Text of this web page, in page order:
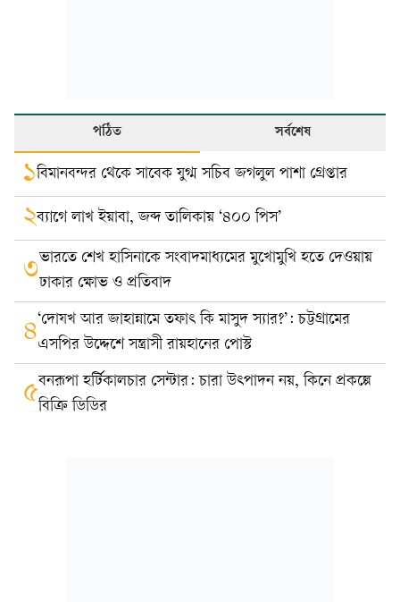
পঠিত সর্বশেষ
১বিমানবন্দর থেকে সাবেক যুগ্ম সচিব জগলুল পাশা গ্রেপ্তার
২ব্যাগে লাখ ইয়াবা, জব্দ তালিকায় ‘৪০০ পিস’
৩ভারতে শেখ হাসিনাকে সংবাদমাধ্যমের মুখোমুখি হতে দেওয়ায়
ঢাকার ক্ষোভ ও প্রতিবাদ
৪‘দোযখ আর জাহান্নামে তফাৎ কি মাসুদ স্যার?’: চট্টগ্রামের
এসপির উদ্দেশে সন্ত্রাসী রায়হানের পোস্ট
৫বনরূপা হর্টিকালচার সেন্টার: চারা উৎপাদন নয়, কিনে প্রকল্পে
বিক্রি ডিডির